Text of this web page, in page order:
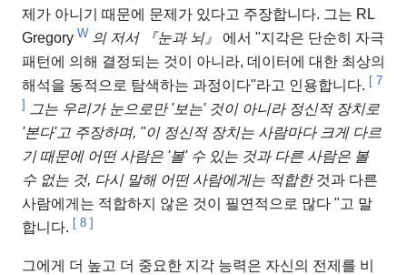
제가 아니기 때문에 문제가 있다고 주장합니다. 그는 RL
Gregory W 의 저서 『눈과 뇌』 에서 "지각은 단순히 자극
패턴에 의해 결정되는 것이 아니라, 데이터에 대한 최상의
해석을 동적으로 탐색하는 과정이다"라고 인용합니다. [ 7
] 그는 우리가 눈으로만 '보는' 것이 아니라 정신적 장치로
'본다'고 주장하며, "이 정신적 장치는 사람마다 크게 다르
기 때문에 어떤 사람은 '볼' 수 있는 것과 다른 사람은 볼
수 없는 것, 다시 말해 어떤 사람에게는 적합한것과 다른
사람에게는 적합하지 않은 것이 필연적으로 많다 "고 말
합니다. [ 8 ]
그에게 더 높고 더 중요한 지각 능력은 자신의 전제를 비